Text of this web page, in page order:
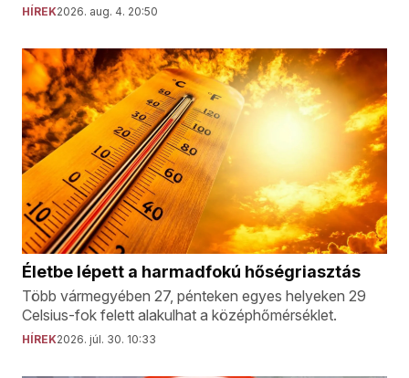
HÍREK2026. aug. 4. 20:50
Életbe lépett a harmadfokú hőségriasztás
Több vármegyében 27, pénteken egyes helyeken 29
Celsius-fok felett alakulhat a középhőmérséklet.
HÍREK2026. júl. 30. 10:33